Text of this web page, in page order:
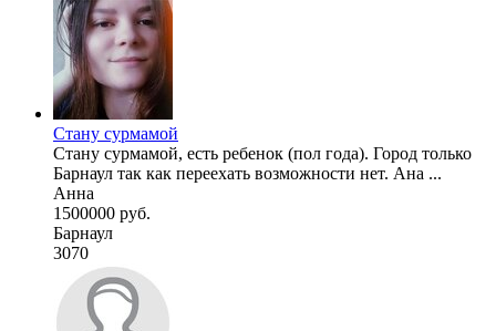
Стану сурмамой
Стану сурмамой, есть ребенок (пол года). Город только
Барнаул так как переехать возможности нет. Ана ...
Анна
1500000 руб.
Барнаул
3070